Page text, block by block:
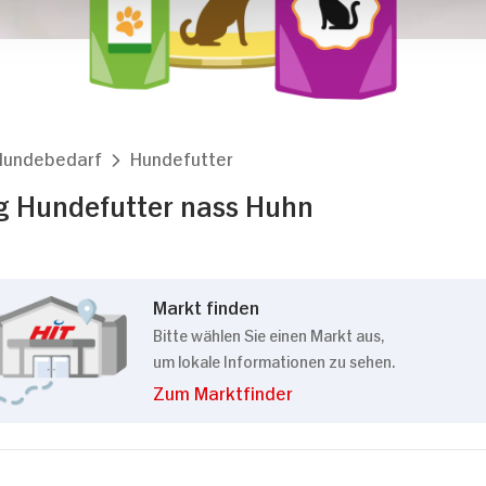
Details
Zugriffe auf unsere Website zu analysieren.
bereitgestellt haben oder die sie im Rahmen Ihrer
Präferenzen
Hundefutter
Hundefutter nass Huhn
Markt finden
Bitte wählen Sie einen Markt aus,
um lokale Informationen zu sehen.
Zum Marktfinder